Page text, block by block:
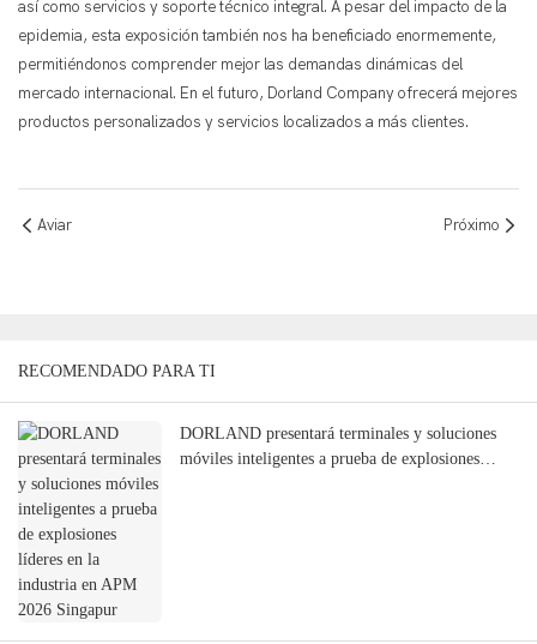
así como servicios y soporte técnico integral. A pesar del impacto de la
epidemia, esta exposición también nos ha beneficiado enormemente,
permitiéndonos comprender mejor las demandas dinámicas del
mercado internacional. En el futuro, Dorland Company ofrecerá mejores
productos personalizados y servicios localizados a más clientes.
Aviar Próximo
RECOMENDADO PARA TI
DORLAND presentará terminales y soluciones
móviles inteligentes a prueba de explosiones